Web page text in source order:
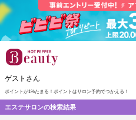
ゲストさん
ポイントが1%たまる！ ポイントはサロン予約でつかえる！
エステサロンの検索結果